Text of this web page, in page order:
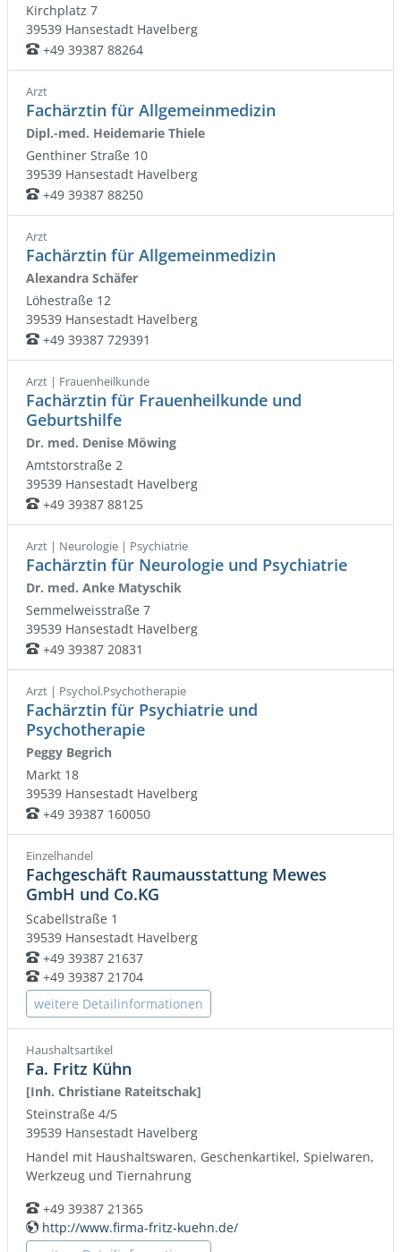
Kirchplatz 7
39539 Hansestadt Havelberg
Telefon:
+49 39387 88264
Arzt
Fachärztin für Allgemeinmedizin
Dipl.-med. Heidemarie Thiele
Genthiner Straße 10
39539 Hansestadt Havelberg
Telefon:
+49 39387 88250
Arzt
Fachärztin für Allgemeinmedizin
Alexandra Schäfer
Löhestraße 12
39539 Hansestadt Havelberg
Telefon:
+49 39387 729391
Arzt | Frauenheilkunde
Fachärztin für Frauenheilkunde und
Geburtshilfe
Dr. med. Denise Möwing
Amtstorstraße 2
39539 Hansestadt Havelberg
Telefon:
+49 39387 88125
Arzt | Neurologie | Psychiatrie
Fachärztin für Neurologie und Psychiatrie
Dr. med. Anke Matyschik
Semmelweisstraße 7
39539 Hansestadt Havelberg
Telefon:
+49 39387 20831
Arzt | Psychol.Psychotherapie
Fachärztin für Psychiatrie und
Psychotherapie
Peggy Begrich
Markt 18
39539 Hansestadt Havelberg
Telefon:
+49 39387 160050
Einzelhandel
Fachgeschäft Raumausstattung Mewes
GmbH und Co.KG
Scabellstraße 1
39539 Hansestadt Havelberg
Telefon:
+49 39387 21637
Telefon:
+49 39387 21704
weitere Detailinformationen
Haushaltsartikel
Fa. Fritz Kühn
[Inh. Christiane Rateitschak]
Steinstraße 4/5
39539 Hansestadt Havelberg
Handel mit Haushaltswaren, Geschenkartikel, Spielwaren,
Werkzeug und Tiernahrung
Telefon:
+49 39387 21365
WWW:
http://www.firma-fritz-kuehn.de/